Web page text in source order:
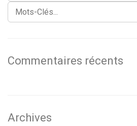
RECHERCHE:
Commentaires récents
Archives